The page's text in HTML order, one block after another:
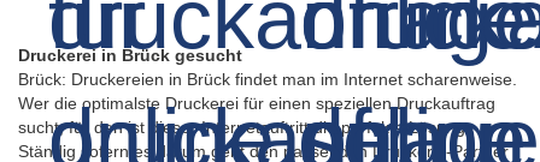
Druckerei in Brück gesucht
Brück: Druckereien in Brück findet man im Internet scharenweise.
Wer die optimalste Druckerei für einen speziellen Druckauftrag
sucht, für den ist dieser Internetauftritt die perfekte Lösung.
Ständig sofern es darum geht den passenden Druckerei-Partner